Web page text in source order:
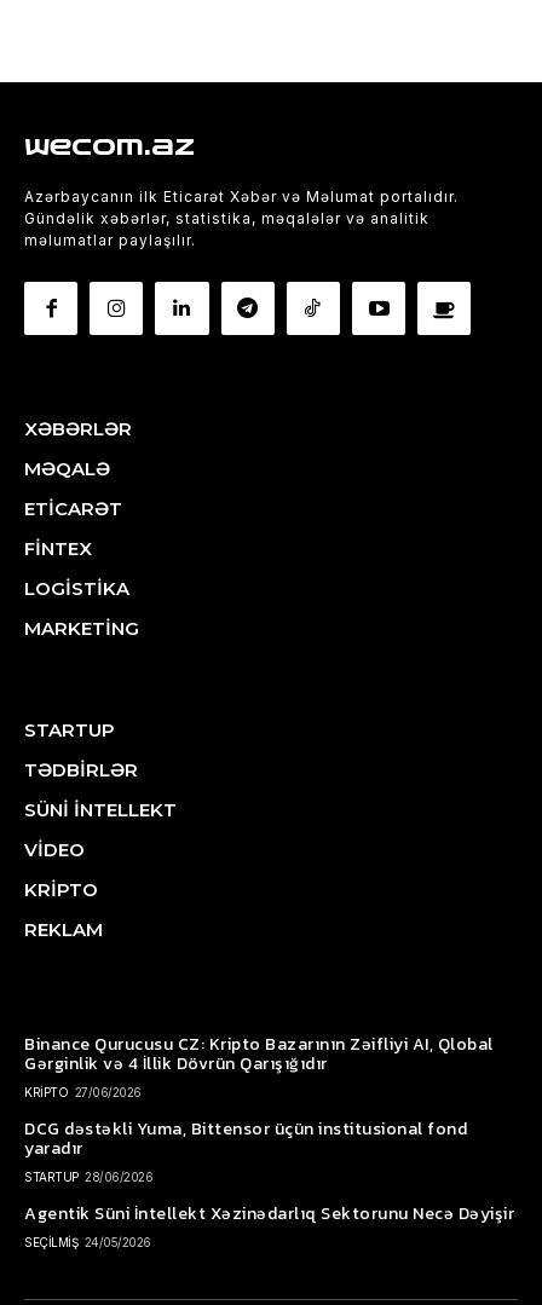
wecom.az
Azərbaycanın ilk Eticarət Xəbər və Məlumat portalıdır.
Gündəlik xəbərlər, statistika, məqalələr və analitik
məlumatlar paylaşılır.
XƏBƏRLƏR
MƏQALƏ
ETİCARƏT
FİNTEX
LOGİSTİKA
MARKETİNG
STARTUP
TƏDBİRLƏR
SÜNİ İNTELLEKT
VİDEO
KRİPTO
REKLAM
Binance Qurucusu CZ: Kripto Bazarının Zəifliyi AI, Qlobal
Gərginlik və 4 İllik Dövrün Qarışığıdır
KRİPTO 27/06/2026
DCG dəstəkli Yuma, Bittensor üçün institusional fond
yaradır
STARTUP 28/06/2026
Agentik Süni İntellekt Xəzinədarlıq Sektorunu Necə Dəyişir
SEÇİLMİŞ 24/05/2026